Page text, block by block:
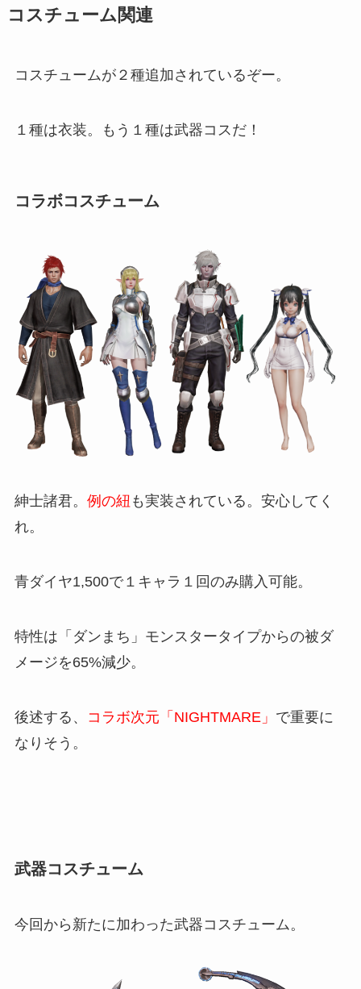
コスチューム関連
コスチュームが２種追加されているぞー。
１種は衣装。もう１種は武器コスだ！
コラボコスチューム
紳士諸君。 例の紐 も実装されている。安心してく
れ。
青ダイヤ1,500で１キャラ１回のみ購入可能。
特性は「ダンまち」モンスタータイプからの被ダ
メージを65%減少。
後述する、 コラボ次元「NIGHTMARE」 で重要に
なりそう。
武器コスチューム
今回から新たに加わった武器コスチューム。